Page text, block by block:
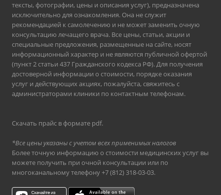
тексты, фотографии, цены и описания услуг), предназначена
исключительно для ознакомления. Она не служит
рекомендацией к самолечению и не может заменить очную
консультацию лечащего врача. Все цены, статьи, акции и
специальные предложения, размещенные на сайте, носят
информационный характер и не являются публичной офертой
(пункт 2 статьи 437 Гражданского кодекса РФ). Для получения
достоверной информации о стоимости, порядке оказания
услуг и действующих акциях, пожалуйста, свяжитесь с
администраторами клиники по контактным телефонам.
Скачать прайс в формате pdf.
*Все цены указаны с учетом всех применимых налогов
Более точную информацию о стоимости медицинских услуг вы
можете получить при очной консультации или по
многоканальному телефону+7 (812) 318-03-03.